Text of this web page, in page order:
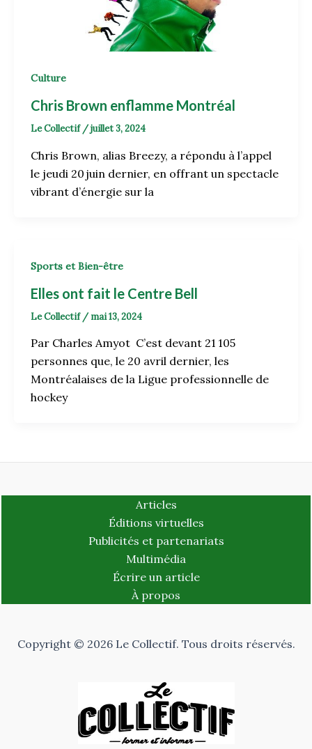
Culture
Chris Brown enflamme Montréal
Le Collectif /juillet 3, 2024
Chris Brown, alias Breezy, a répondu à l’appel
le jeudi 20 juin dernier, en offrant un spectacle
vibrant d’énergie sur la
Sports et Bien-être
Elles ont fait le Centre Bell
Le Collectif / mai 13, 2024
Par Charles Amyot C’est devant 21 105
personnes que, le 20 avril dernier, les
Montréalaises de la Ligue professionnelle de
hockey
Articles
Éditions virtuelles
Publicités et partenariats
Multimédia
Écrire un article
À propos
Copyright © 2026 Le Collectif. Tous droits réservés.